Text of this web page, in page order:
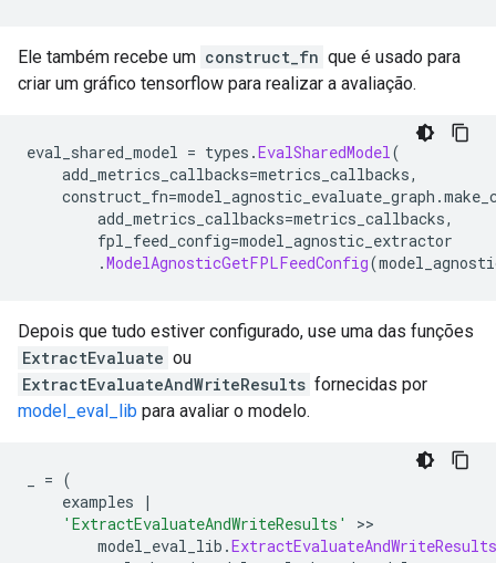
Ele também recebe um construct_fn que é usado para
criar um gráfico tensorflow para realizar a avaliação.
eval_shared_model = types .EvalSharedModel(
add_metrics_callbacks=metrics_callbacks,
construct_fn=model_agnostic_evaluate_graph .
add_metrics_callbacks=metrics_callbacks,
fpl_feed_config=model_agnostic_extractor
.ModelAgnosticGetFPLFeedConfig(
Depois que tudo estiver configurado, use uma das funções
ExtractEvaluate ou
ExtractEvaluateAndWriteResults fornecidas por
model_eval_lib para avaliar o modelo.
= (
examples
|
'ExtractEvaluateAndWriteResults'
>>
model_eval_lib .ExtractEvaluateAndWriteResults